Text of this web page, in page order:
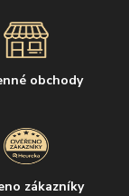
obchody
zákazníky